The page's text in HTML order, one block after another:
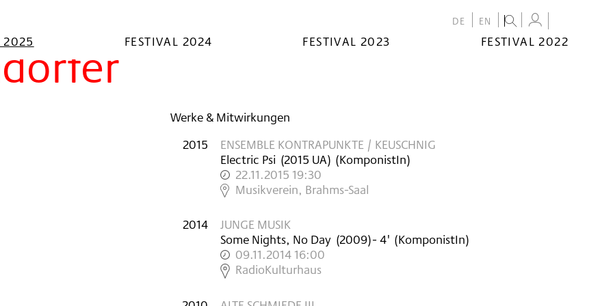
DE EN
2025 FESTIVAL 2024 FESTIVAL 2023 FESTIVAL 2022
Werke & Mitwirkungen
2015
ENSEMBLE KONTRAPUNKTE / KEUSCHNIG
Electric Psi (2015 UA) (KomponistIn)
22.11.2015 19:30
,
Musikverein, Brahms-Saal
2014
JUNGE MUSIK
Some Nights, No Day (2009)- 4' (KomponistIn)
09.11.2014 16:00
,
RadioKulturhaus